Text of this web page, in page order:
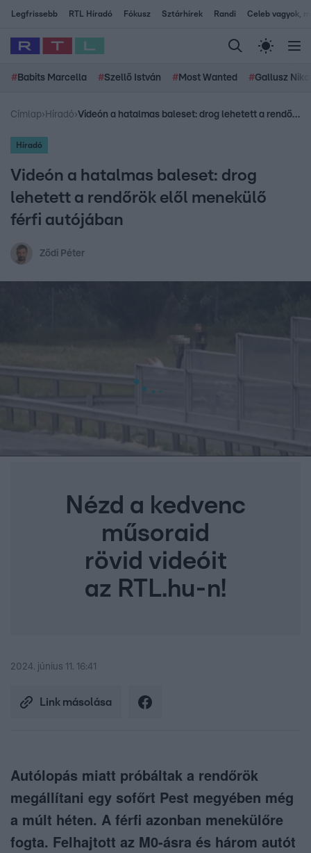
Legfrissebb RTL Híradó Fókusz Sztárhírek Randi Celeb vagyok,
# Babits Marcella #Szellő István # Most Wanted #Gallusz
Címlap› Híradó› Videón a hatalmas baleset: drog lehetett a rendőrök elől menekülő férfi autójában
Híradó
Videón a hatalmas baleset: drog
lehetett a rendőrök elől menekülő
férfi autójában
Ződi Péter
Nézd a kedvenc
műsoraid
rövid videóit
az RTL.hu-n!
2024. június 11. 16:41
Link másolása
Autólopás miatt próbáltak a rendőrök
megállítani egy sofőrt Pest megyében még
a múlt héten. A férfi azonban menekülőre
fogta. Felhajtott az M0-ásra és három autót